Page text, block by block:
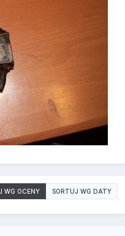
WG OCENY SORTUJ WG DATY